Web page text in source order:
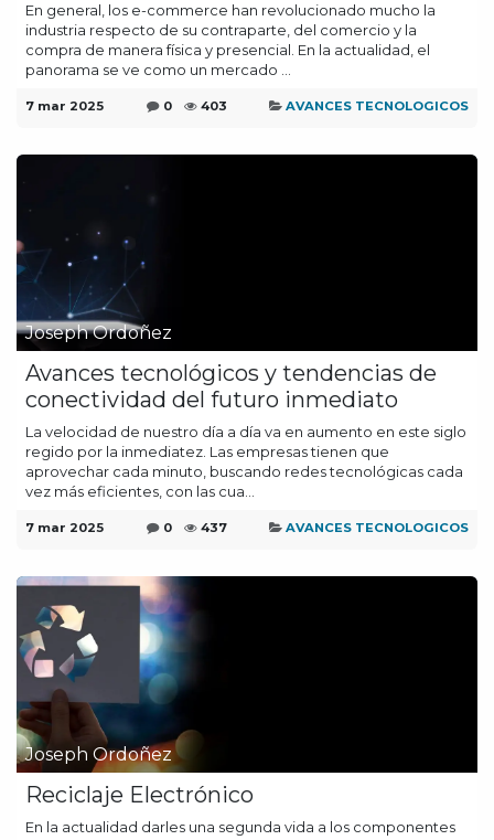
En general, los e-commerce han revolucionado mucho la
industria respecto de su contraparte, del comercio y la
compra de manera física y presencial. En la actualidad, el
panorama se ve como un mercado ...
7 mar 2025 0 403 AVANCES TECNOLOGICOS
Joseph Ordoñez
Avances tecnológicos y tendencias de
conectividad del futuro inmediato
La velocidad de nuestro día a día va en aumento en este siglo
regido por la inmediatez. Las empresas tienen que
aprovechar cada minuto, buscando redes tecnológicas cada
vez más eficientes, con las cua...
7 mar 2025 0 437 AVANCES TECNOLOGICOS
Joseph Ordoñez
Reciclaje Electrónico
En la actualidad darles una segunda vida a los componentes